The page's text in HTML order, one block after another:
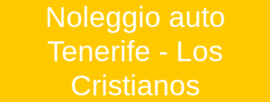
Noleggio auto
Tenerife - Los
Cristianos